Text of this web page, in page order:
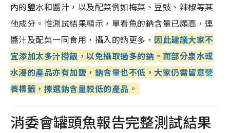
內的鹽水和醬汁，以及配菜例如梅菜、豆豉、辣椒等其
他成分。惟測試結果顯示，單看魚的鈉含量已頗高，連
醬汁及配菜一同食用，攝入的鈉更多， 因此建議大家不
宜添加太多汁撈飯，以免攝取過多的鈉。而部分泉水或
水浸的產品亦有加鹽，鈉含量也不低，大家仍需留意營
養標籤，揀選鈉含量較低的產品。
消委會罐頭魚報告完整測試結果